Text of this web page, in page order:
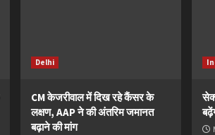
Delhi
CM केजरीवाल में दिख रहे कैंसर के
लक्षण, AAP ने की अंतरिम जमानत
बढ़ाने की मांग